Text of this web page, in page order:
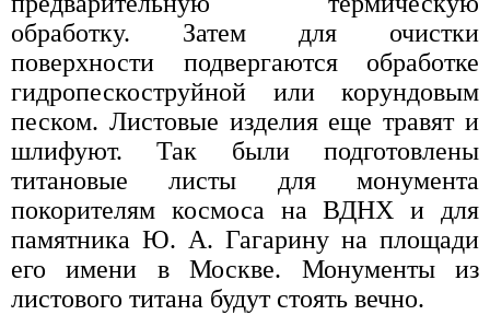
обработку. Затем для очистки
поверхности подвергаются обработке
гидропескоструйной или корундовым
песком. Листовые изделия еще травят и
шлифуют. Так были подготовлены
титановые листы для монумента
покорителям космоса на ВДНХ и для
памятника Ю. А. Гагарину на площади
его имени в Москве. Монументы из
листового титана будут стоять вечно.